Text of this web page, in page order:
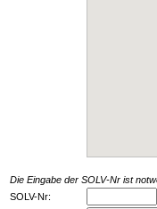
Die Eingabe der SOLV-Nr ist
SOLV-Nr: